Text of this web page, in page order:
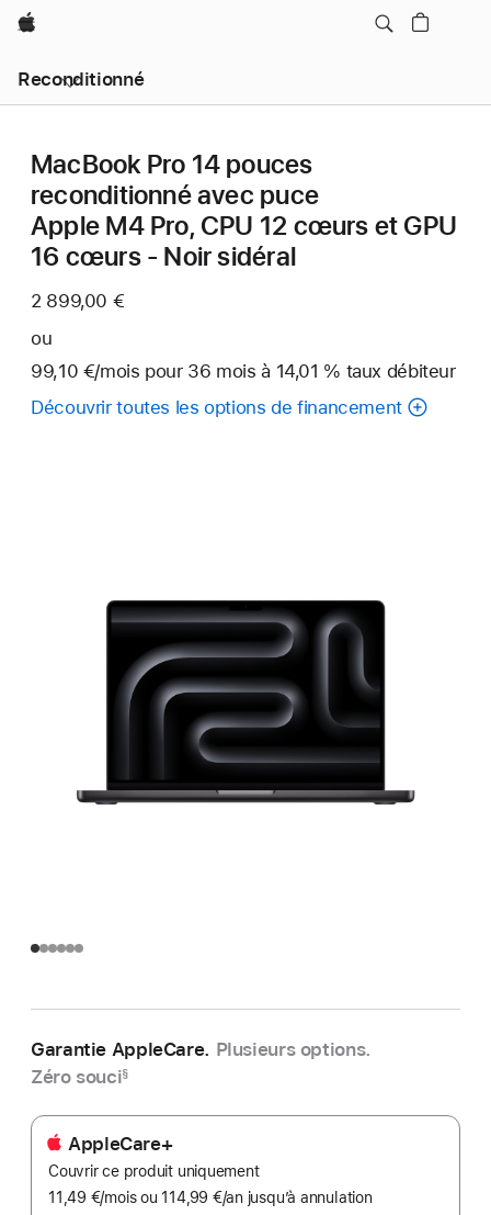
Apple
Reconditionné
MacBook Pro 14 pouces
reconditionné avec puce
Apple M4 Pro, CPU 12 cœurs et GPU
16 cœurs - Noir sidéral
2 899,00 €
ou
99,10 €/mois par
mois
pour 36 mois mois
à 14,01 % taux débiteur
Découvrir toutes les options de financement
Garantie AppleCare. Plusieurs options.
Zéro souci§
AppleCare+
Couvrir ce produit uniquement
11,49 €/moispar
ou 114,99 €/an par
jusqu’à annulation